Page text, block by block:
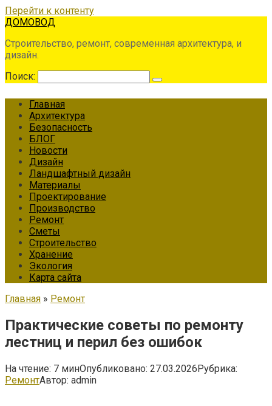
Перейти к контенту
ДОМОВОД
Строительство, ремонт, современная архитектура, и
дизайн.
Поиск:
Главная
Архитектура
Безопасность
БЛОГ
Новости
Дизайн
Ландшафтный дизайн
Материалы
Проектирование
Производство
Ремонт
Сметы
Строительство
Хранение
Экология
Карта сайта
Главная » Ремонт
Практические советы по ремонту
лестниц и перил без ошибок
На чтение: 7 минОпубликовано: 27.03.2026Рубрика:
РемонтАвтор: admin